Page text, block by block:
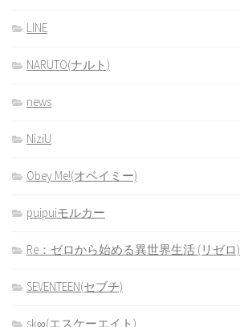
LINE
NARUTO(ナルト)
news
NiziU
Obey Me!(オベイミー)
puipuiモルカー
Re：ゼロから始める異世界生活 (リゼロ)
SEVENTEEN(セブチ)
sk∞(エスケーエイト)